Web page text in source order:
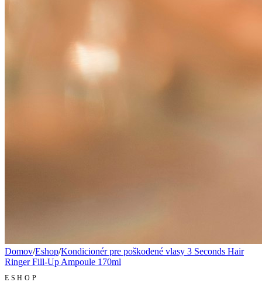
Domov/Eshop/Kondicionér pre poškodené vlasy 3 Seconds Hair
Ringer Fill-Up Ampoule 170ml
ESHOP